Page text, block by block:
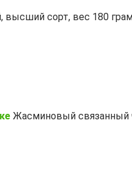
высший сорт, вес 180
Жасминовый связанный